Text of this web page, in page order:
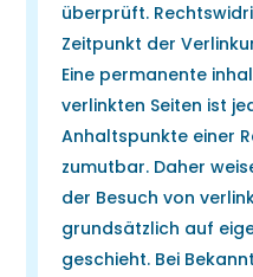
überprüft.
Zeitpunkt der
Eine permanente
verlinkten Seiten ist
Anhaltspunkte einer
zumutbar. Daher
der Besuch von
grundsätzlich auf
geschieht. Bei